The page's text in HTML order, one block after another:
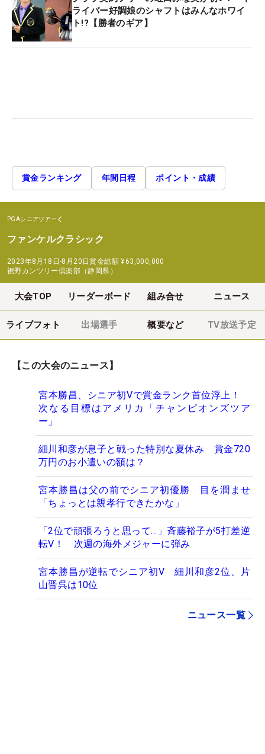
ライバー好調娘のシャフトはみんなホワイ
ト!?【勝者のギア】
賞金ランキング 年間日程 ポイント・成績
PGAシニアツアー
ファンケルクラシック
2023年8月18日-8月20日賞金総額 ¥63,000,000
裾野カンツリー倶楽部（静岡県）
大会TOP リーダーボード 組み合せ ニュース
ライブフォト 出場選手 概要など TV放送予定
【この大会のニュース】
宮本勝昌、シニア初Vで賞金ランク首位浮上！
次なる目標はアメリカ「チャンピオンズツア
ー」
細川和彦が息子と戦った特別な夏休み 賞金720
万円のお小遣いの額は？
宮本勝昌は父の前でシニア初優勝 目を潤ませ
「ちょっとは親孝行できたかな」
「2位で頑張ろうと思って…」斉藤裕子が5打差逆
転V！ 次週の海外メジャーに弾み
宮本勝昌が逆転でシニア初V 細川和彦2位、片
山晋呉は10位
ニュース一覧